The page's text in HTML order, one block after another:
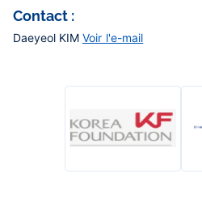
Contact :
Daeyeol KIM Voir l'e-mail